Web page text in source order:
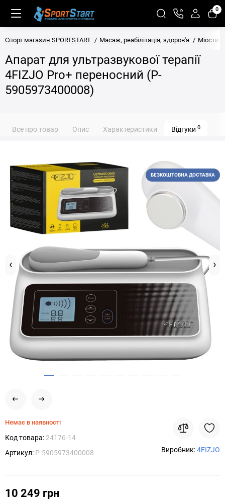
0
Спорт магазин SPORTSTART Масаж, реабілітація, здоров'я
Апарат для ультразвукової терапії
4FIZJO Pro+ переносний (P-
5905973400008)
Все про товар Опис Характеристики Відгуки 0
БЕЗКОШТОВНА ДОСТАВКА
Немає в наявності
Код товара: 24176-14
Артикул: P-5905973400008 Виробник:4FIZJO
10 249 грн